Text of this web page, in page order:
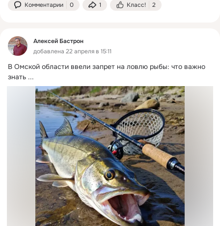
Комментарии 0 1 Класс! 2
Алексей Бастрон
добавлена 22 апреля в 15:11
В Омской области ввели запрет на ловлю рыбы: что важно
знать ...